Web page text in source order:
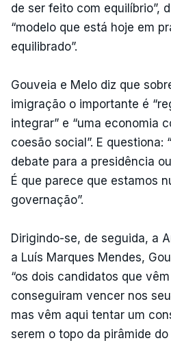
de ser feito com equilíbrio”,
“modelo que está hoje em
equilibrado”.
Gouveia e Melo diz que
imigração o importante é
integrar” e “uma economia
coesão social”. E questiona:
debate para a presidência
É que parece que estamos
governação”.
Dirigindo-se, de seguida, a
a Luís Marques Mendes,
“os dois candidatos que
conseguiram vencer nos
mas vêm aqui tentar um
serem o topo da pirâmide